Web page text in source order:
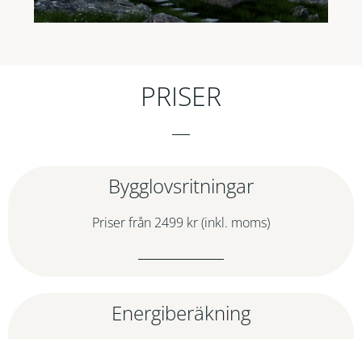
PRISER
Bygglovsritningar
Priser från 2499 kr (inkl. moms)
Energiberäkning